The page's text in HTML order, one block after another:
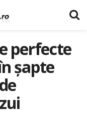
perfecte
șapte